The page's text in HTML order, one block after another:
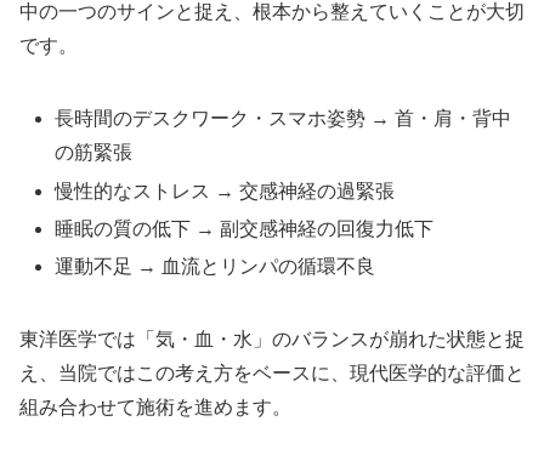
中の一つのサインと捉え、根本から整えていくことが大切
です。
長時間のデスクワーク・スマホ姿勢 → 首・肩・背中
の筋緊張
慢性的なストレス → 交感神経の過緊張
睡眠の質の低下 → 副交感神経の回復力低下
運動不足 → 血流とリンパの循環不良
東洋医学では「気・血・水」のバランスが崩れた状態と捉
え、当院ではこの考え方をベースに、現代医学的な評価と
組み合わせて施術を進めます。